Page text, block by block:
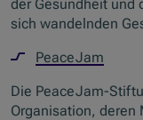
der Gesundheit und
sich wandelnden
PeaceJam
Die PeaceJam-
Organisation, deren